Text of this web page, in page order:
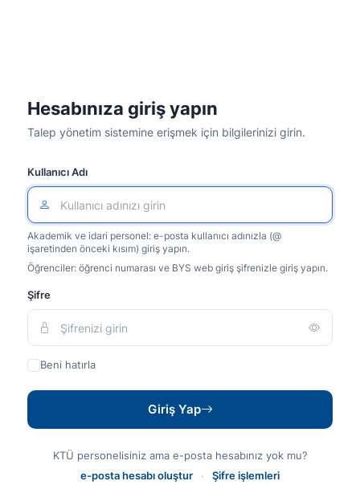
Hesabınıza giriş yapın
Talep yönetim sistemine erişmek için bilgilerinizi girin.
Kullanıcı Adı
Akademik ve idari personel: e-posta kullanıcı adınızla (@
işaretinden önceki kısım) giriş yapın.
Öğrenciler: öğrenci numarası ve BYS web giriş şifrenizle giriş yapın.
Şifre
Beni hatırla
Giriş Yap
KTÜ personelisiniz ama e-posta hesabınız yok mu?
e-posta hesabı oluştur
· Şifre işlemleri